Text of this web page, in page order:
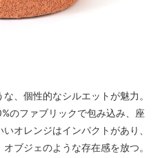
、個性的なシルエットが魅力。
のファブリックで包み込み、座
オレンジはインパクトがあり、
ブジェのような存在感を放つ。